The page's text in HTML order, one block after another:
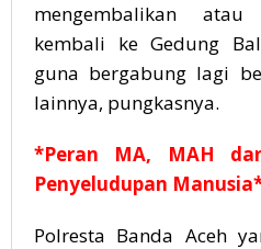
mengembalikan
kembali ke Gedung
guna bergabung lagi
lainnya, pungkasnya.
*Peran MA, MAH
Penyeludupan
Polresta Banda Aceh